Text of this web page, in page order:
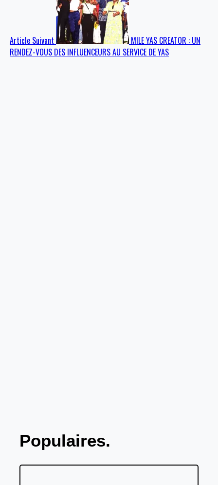
Article Suivant
MILE YAS CREATOR : UN
RENDEZ-VOUS DES INFLUENCEURS AU SERVICE DE YAS
Populaires.